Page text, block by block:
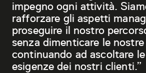
impegno ogni attività.
rafforzare gli aspetti
proseguire il nostro
senza dimenticare le
continuando ad ascoltare
esigenze dei nostri clienti.”